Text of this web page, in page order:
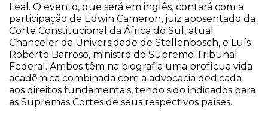
Leal. O evento, que será em inglês, contará com a
participação de Edwin Cameron, juiz aposentado da
Corte Constitucional da África do Sul, atual
Chanceler da Universidade de Stellenbosch, e Luís
Roberto Barroso, ministro do Supremo Tribunal
Federal. Ambos têm na biografia uma profícua vida
acadêmica combinada com a advocacia dedicada
aos direitos fundamentais, tendo sido indicados para
as Supremas Cortes de seus respectivos países.